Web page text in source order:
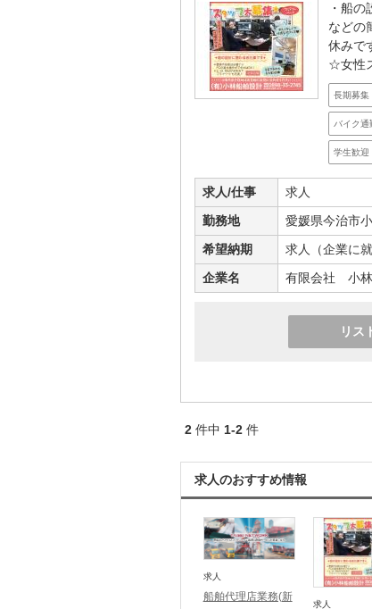
・船
などの
休みで
☆女性
長期募集
バイク通
学生歓迎
求人/仕事 求人
勤務地
愛媛県今治市
希望納期
求人（企業に
企業名
有限会社 小
リス
2件中 1-2件
求人のおすすめ情報
求人
船舶代理店業務(新
求人